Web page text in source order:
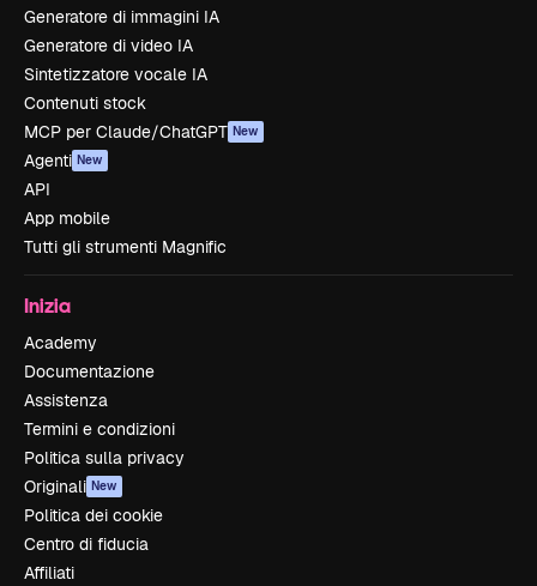
Generatore di immagini IA
Generatore di video IA
Sintetizzatore vocale IA
Contenuti stock
MCP per Claude/ChatGPT New
Agenti New
API
App mobile
Tutti gli strumenti Magnific
Inizia
Academy
Documentazione
Assistenza
Termini e condizioni
Politica sulla privacy
Originali New
Politica dei cookie
Centro di fiducia
Affiliati